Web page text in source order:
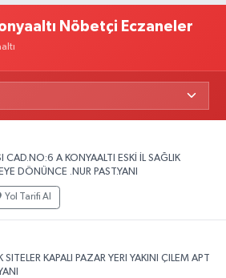
Nöbetçi Eczaneler
CAD.NO:6 A KONYAALTI ESKİ İL SAĞLIK
DÖNÜNCE .NUR PAST.YANI
Yol Tarifi Al
KAPALI PAZAR YERI YAKINI ÇILEM APT